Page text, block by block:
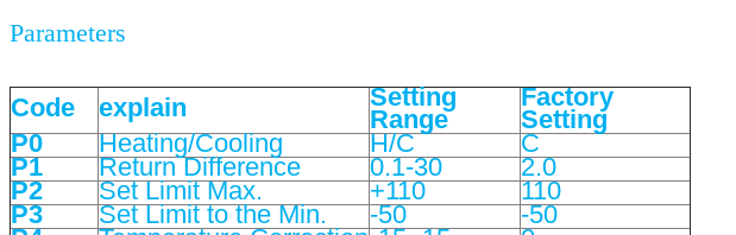
Parameters
Code explain Setting
Range
Factory
Setting
P0
Heating/Cooling H/C
C
P1
Return Difference 0.1-30
2.0
P2
Set Limit Max. +110
110
P3
Set Limit to the Min. -50
-50